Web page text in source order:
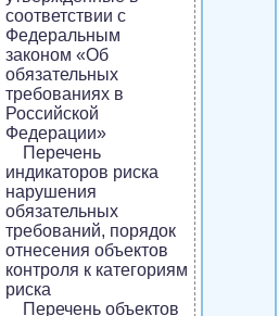
соответствии с
Федеральным
законом «Об
обязательных
требованиях в
Российской
Федерации»
Перечень
индикаторов риска
нарушения
обязательных
требований, порядок
отнесения объектов
контроля к категориям
риска
Перечень объектов